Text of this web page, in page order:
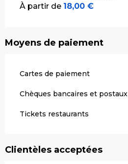
À partir de 18,00 €
Moyens de paiement
Cartes de paiement
Chèques bancaires et postaux
Tickets restaurants
Clientèles acceptées